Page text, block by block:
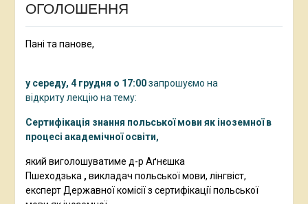
ОГОЛОШЕННЯ
Пані та панове,
у середу, 4 грудня о 17:00запрошуємо на
відкриту лекцію на тему:
Сертифікація знання польської мови як іноземної в
процесі академічної освіти,
який виголошуватиме д-р Аґнєшка
Пшеходзька , викладач польської мови, лінгвіст,
експерт Державної комісії з сертифікації польської